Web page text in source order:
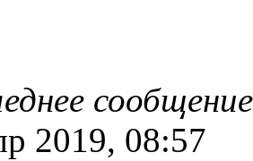
сообщение
2019, 08:57